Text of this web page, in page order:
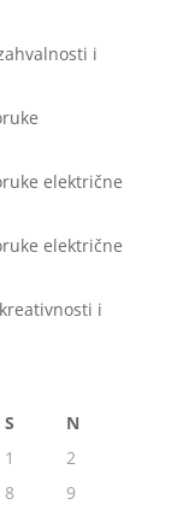
i
električne
električne
i
S
N
1
2
8
9